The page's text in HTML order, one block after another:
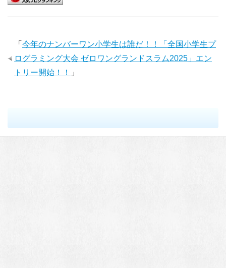
「 今年のナンバーワン小学生は誰だ！！「全国小学生プ
ログラミング大会 ゼロワングランドスラム2025」エン
トリー開始！！
」